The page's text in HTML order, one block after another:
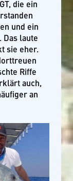
die ein
und ein
Das laute
sie eher.
Riffe
auch,
an